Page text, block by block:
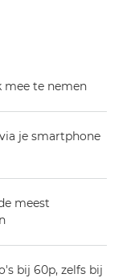
mee te nemen
je smartphone
meest
bij 60p, zelfs bij